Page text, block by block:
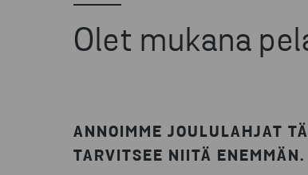
Olet mukana
ANNOIMME JOULULAHJAT
TARVITSEE NIITÄ ENEMMÄN.